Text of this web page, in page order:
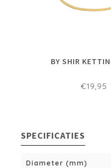
BY SHIR
€19,95
SPECIFICATIES
Diameter (mm)